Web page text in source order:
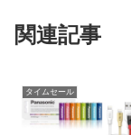
関連記事
タイムセール